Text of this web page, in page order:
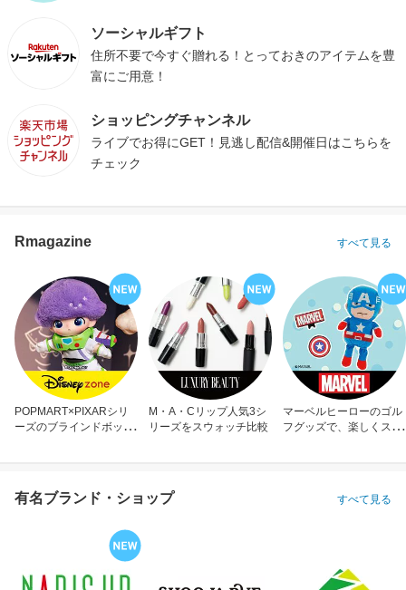
ソーシャルギフト
住所不要で今すぐ贈れる！とっておきのアイテムを豊
富にご用意！
ショッピングチャンネル
ライブでお得にGET！見逃し配信&開催日はこちらを
チェック
Rmagazine すべて見る
POPMART×PIXARシリ
ーズのブラインドボック
M・A・Cリップ人気3シ
リーズをスウォッチ比較
マーベルヒーローのゴル
フグッズで、楽しくスコ
有名ブランド・ショップ すべて見る